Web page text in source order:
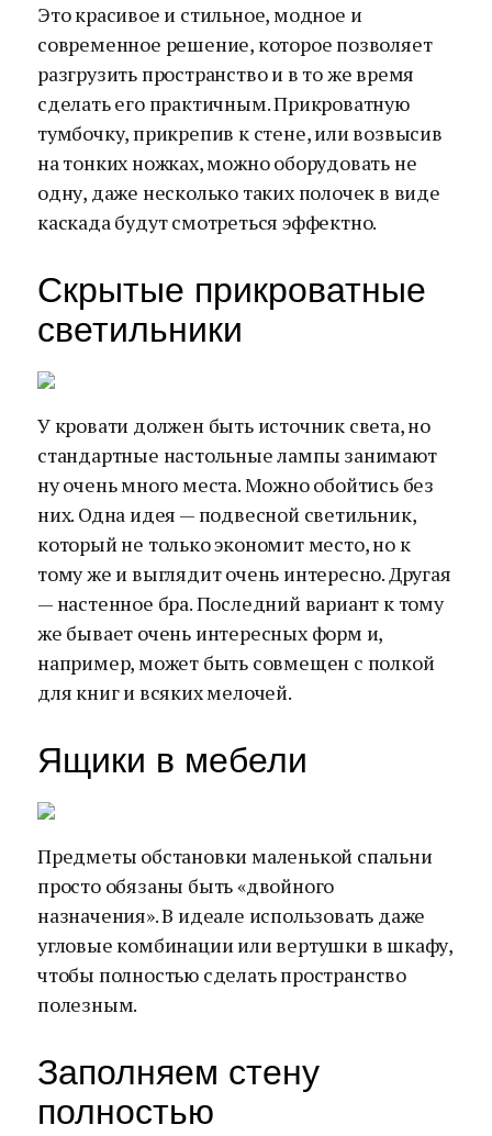
Это красивое и стильное, модное и
современное решение, которое позволяет
разгрузить пространство и в то же время
сделать его практичным. Прикроватную
тумбочку, прикрепив к стене, или возвысив
на тонких ножках, можно оборудовать не
одну, даже несколько таких полочек в виде
каскада будут смотреться эффектно.
Скрытые прикроватные
светильники
У кровати должен быть источник света, но
стандартные настольные лампы занимают
ну очень много места. Можно обойтись без
них. Одна идея — подвесной светильник,
который не только экономит место, но к
тому же и выглядит очень интересно. Другая
— настенное бра. Последний вариант к тому
же бывает очень интересных форм и,
например, может быть совмещен с полкой
для книг и всяких мелочей.
Ящики в мебели
Предметы обстановки маленькой спальни
просто обязаны быть «двойного
назначения». В идеале использовать даже
угловые комбинации или вертушки в шкафу,
чтобы полностью сделать пространство
полезным.
Заполняем стену
полностью